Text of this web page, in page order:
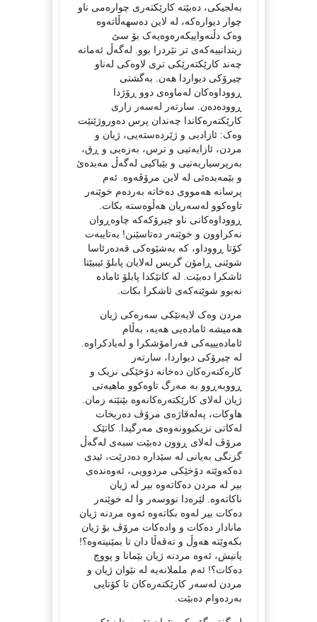
بەلجیکی، دەبێتە کارێکتەری چوارەمی ناو
چوار دیوارەکە، لە لاین دەسهەڵاتەوە
وەک دڵنەواییکەرەوەیەک بۆ سێ
زیندانییەکەی تر نێردرا بوو. لەگەڵ ئەمانە
چەند کارێکتەرێکی تری لاوەکی لەناو
چیرۆکی دیواردا هەن. بەگشتی
ڕووداوەکان لەماوەی دوو ڕۆژدا
ڕوودەدەن. سارتەر لەسەر زاری
کارێکتەرەکاندا چەندان پرس دەوروژێنێت
وەک: ئازادیی و ژێردەستەیی، ژیان و
مردن، ئازایەتیی و ترس، بەزەیی و ڕق،
بەرپرسیاریەتیی و بێباکیی لەگەڵ مەبدەئ
و بێمەبدەئی لە لاین مرۆڤەوە. ئەم
پرسانە هەمووی دەخاتە بەردەم خوێنەر
تاوەکوو لەسەریان هەڵوەستە بکات.
ڕووداوەکانی ناو چیرۆکەکە چاوەڕوان
نەکراوون و خوێنەر دەتاسێنن! بەتایبەت
کۆتا ڕووداو، کە بەشێوەکی قەدەرئاسا
شوێنی ڕامۆن گریس لەلایان پابلۆ ئیبیێتا
ئاشکرا دەبێت. لە کاتێکدا پابلۆ ئامادە
نەبوو شوێنەکەی ئاشکرا بکات.
مردن وەک لایەنێکی سەرەکی ژیان
هەمیشە ئامادەیی هەیە، بەڵام
ئامادەیییەکی فەرامۆشکرا و لەیادکراوە.
لە چیرۆکی دیواردا، سارتەر
کارەکتەرەکان دەخاتە دۆخێکی نزیک و
ڕووبەڕوو بە مەرگ تاوەکوو ماهیەتی
ژیان لەلای کارێکتەرەکانەوە بێنێتە زمان.
هاوکات، پەلەقاژەی مرۆڤ دەربخات
لەکاتی نزیکبوونەوەی مەرگیدا. کاتێک
مرۆڤ لەلای ڕوون دەبێت سبەی لەگەڵ
گزنگی بەیانی لە سێدارە دەدرێت، ئیدی
دەکەوێتە دۆخێکی مردوویی، ئەوەندەی
بیر لە مردن دەکاتەوە بیر لە ژیان
ناکاتەوە. لێرەدا نووسەر وا لە خوێنەر
دەکات بیر لەوە بکاتەوە ئەوە مردنە ژیان
مانادار دەکات و وادەکات مرۆڤ بۆ ژیان
بکەوێتە هەوڵ و تەقەڵا دان تا بمێنیتەوە؟!
یانیش، ئەوە مردنە ژیان بێمانا و پووچ
دەکات؟! ئەم ململانەیە لە نێوان ژیان و
مردن لەسەر کارێکتەرەکان تا کۆتایی
بەردەوام دەبێت.